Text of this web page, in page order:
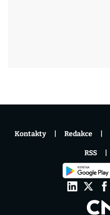
Kontakty Redakce
RSS